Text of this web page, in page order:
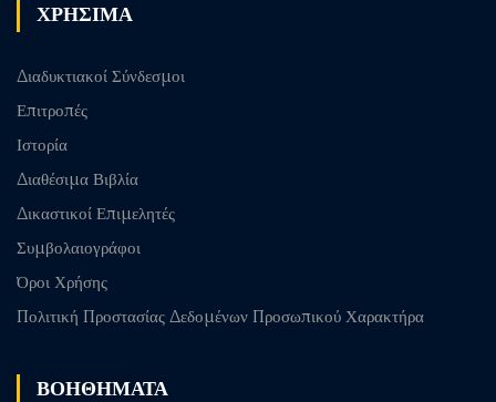
ΧΡΗΣΙΜΑ
Διαδυκτιακοί Σύνδεσμοι
Επιτροπές
Ιστορία
Διαθέσιμα Βιβλία
Δικαστικοί Επιμελητές
Συμβολαιογράφοι
Όροι Χρήσης
Πολιτική Προστασίας Δεδομένων Προσωπικού Χαρακτήρα
ΒΟΗΘΗΜΑΤΑ